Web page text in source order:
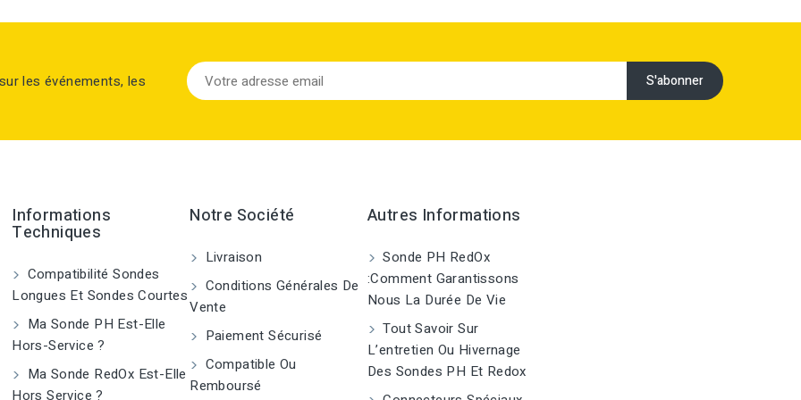
les événements, les
Informations
Techniques
Compatibilité Sondes
Longues Et Sondes Courtes
Ma Sonde PH Est-Elle
Hors-Service ?
Ma Sonde RedOx Est-Elle
Hors Service ?
Notre Société
Livraison
Conditions Générales De
Vente
Paiement Sécurisé
Compatible Ou
Remboursé
Autres Informations
Sonde PH RedOx
:Comment Garantissons
Nous La Durée De Vie
Tout Savoir Sur
L’entretien Ou Hivernage
Des Sondes PH Et Redox